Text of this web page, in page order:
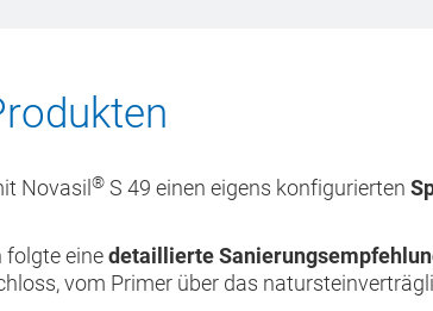
Novasil® S 49 einen eigens konfigurierten
folgte einedetaillierte
vom Primer über das